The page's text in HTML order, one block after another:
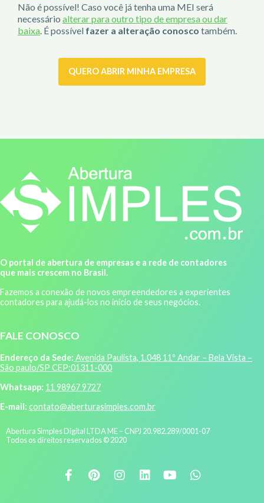
Não é possível! Caso você já tenha uma MEI será
necessário alterar para outro tipo de empresa ou dar
baixa. É possível fazer a alteração conosco também.
QUERO ABRIR MINHA EMPRESA
O portal de abertura de empresas e a rede de contadores
que mais crescem no Brasil.
Fazemos a conexão de novos empreendedores a experientes
contadores para ajudá-los no início de seus negócios.
FALE CONOSCO
Endereço da Sede: Avenida Paulista, 1.048 11º Andar – Bela Vista –
São paulo/SP CEP:01311-000
Whatsapp: 11 98967 9727
E-mail: contato@aberturasimples.com.br
Abertura Simples Digital LTDA ME – CNPJ 20.982.289/0001-07
Todos os direitos reservados © 2020